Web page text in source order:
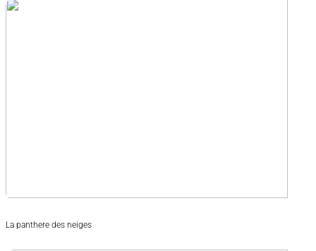
La panthere des neiges